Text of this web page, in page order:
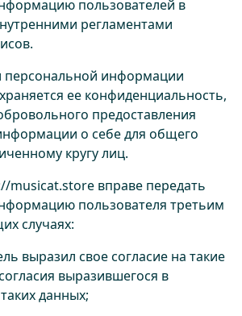
пользователей в
регламентами
персональной информации
ее конфиденциальность,
предоставления
о себе для общего
кругу лиц.
musicat.store вправе передать
пользователя третьим
случаях:
выразил свое согласие на такие
выразившегося в
данных;